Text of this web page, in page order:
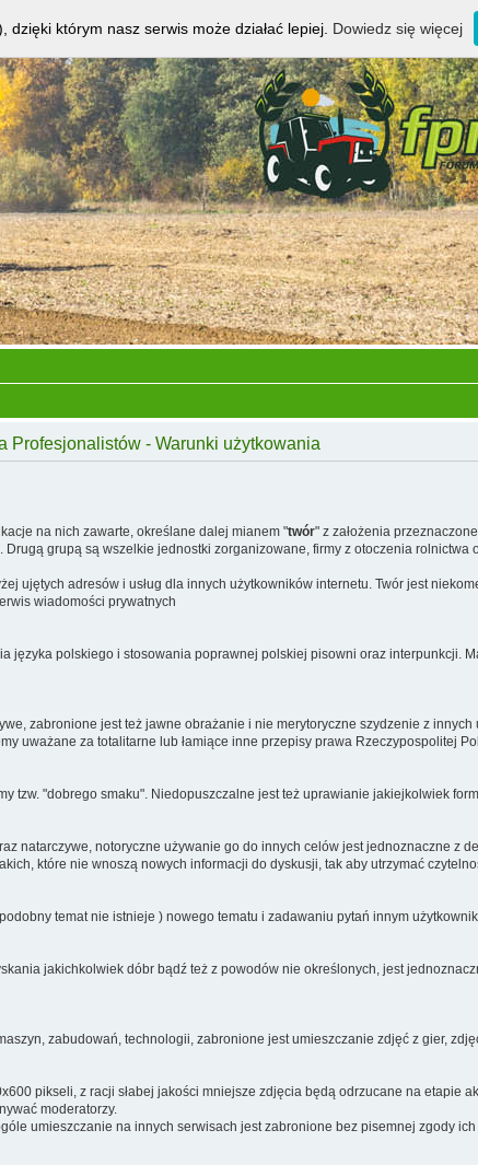
Profesjonalistów - Warunki użytkowania
na nich zawarte, określane dalej mianem "twór" z założenia
Drugą grupą są wszelkie jednostki zorganizowane, firmy z otoczenia rolnictwa
ujętych adresów i usług dla innych użytkowników internetu. Twór jest
wiadomości prywatnych
polskiego i stosowania poprawnej polskiej pisowni oraz interpunkcji.
zabronione jest też jawne obrażanie i nie merytoryczne szydzenie z innych
uważane za totalitarne lub łamiące inne przepisy prawa Rzeczypospolitej
tzw. "dobrego smaku". Niedopuszczalne jest też uprawianie jakiejkolwiek
natarczywe, notoryczne używanie go do innych celów jest jednoznaczne z
które nie wnoszą nowych informacji do dyskusji, tak aby utrzymać
temat nie istnieje ) nowego tematu i zadawaniu pytań innym
jakichkolwiek dóbr bądź też z powodów nie określonych, jest
zabudowań, technologii, zabronione jest umieszczanie zdjęć z gier,
pikseli, z racji słabej jakości mniejsze zdjęcia będą odrzucane na etapie
moderatorzy.
umieszczanie na innych serwisach jest zabronione bez pisemnej zgody
którym nasz serwis może działać lepiej. Dowiedz się więcej